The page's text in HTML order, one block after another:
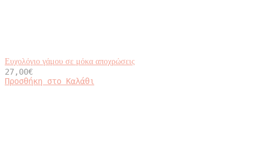
Ευχολόγιο γάμου σε μόκα αποχρώσεις
27,00€
Προσθήκη στο Καλάθι